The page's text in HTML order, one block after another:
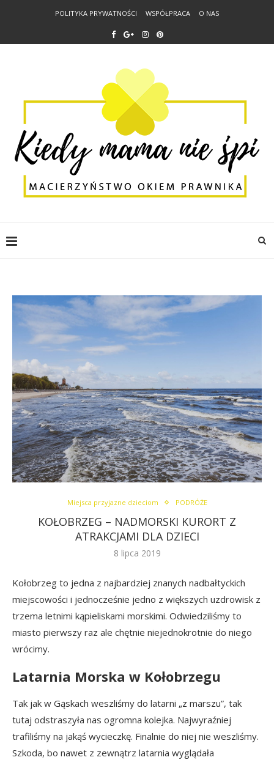
POLITYKA PRYWATNOŚCI WSPÓŁPRACA O NAS
Miejsca przyjazne dzieciom PODRÓŻE
KOŁOBRZEG – NADMORSKI KURORT Z
ATRAKCJAMI DLA DZIECI
8 lipca 2019
Kołobrzeg to jedna z najbardziej znanych nadbałtyckich
miejscowości i jednocześnie jedno z większych uzdrowisk z
trzema letnimi kąpieliskami morskimi. Odwiedziliśmy to
miasto pierwszy raz ale chętnie niejednokrotnie do niego
wrócimy.
Latarnia Morska w Kołobrzegu
Tak jak w Gąskach weszliśmy do latarni „z marszu”, tak
tutaj odstraszyła nas ogromna kolejka. Najwyraźniej
trafiliśmy na jakąś wycieczkę. Finalnie do niej nie weszliśmy.
Szkoda, bo nawet z zewnątrz latarnia wyglądała